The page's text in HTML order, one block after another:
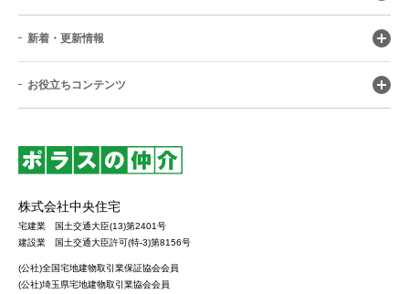
新着・更新情報
お役立ちコンテンツ
株式会社中央住宅
宅建業 国土交通大臣(13)第2401号
建設業 国土交通大臣許可(特-3)第8156号
(公社)全国宅地建物取引業保証協会会員
(公社)埼玉県宅地建物取引業協会会員